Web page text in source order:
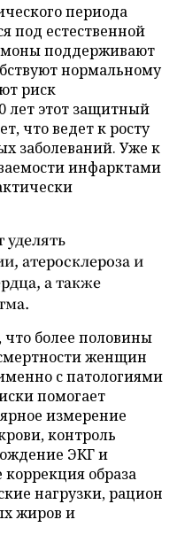
периода
под естественной
поддерживают
нормальному
риск
лет этот защитный
что ведет к росту
заболеваний. Уже к
инфарктами
уделять
атеросклероза и
а также
что более половины
женщин
с патологиями
помогает
измерение
контроль
ЭКГ и
коррекция образа
нагрузки, рацион
жиров и